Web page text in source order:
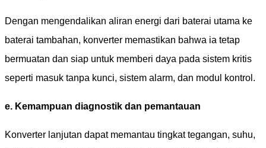
Dengan mengendalikan aliran energi dari baterai utama ke
baterai tambahan, konverter memastikan bahwa ia tetap
bermuatan dan siap untuk memberi daya pada sistem kritis
seperti masuk tanpa kunci, sistem alarm, dan modul kontrol.
e. Kemampuan diagnostik dan pemantauan
Konverter lanjutan dapat memantau tingkat tegangan, suhu,